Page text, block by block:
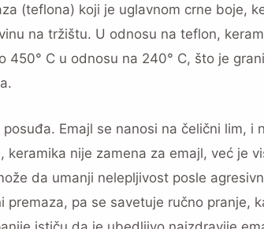
(teflona) koji je uglavnom crne boje,
na tržištu. U odnosu na teflon,
C u odnosu na 240° C, što je
Emajl se nanosi na čelični lim, i
nije zamena za emajl, već je
da umanji nelepljivost posle
pa se savetuje ručno pranje,